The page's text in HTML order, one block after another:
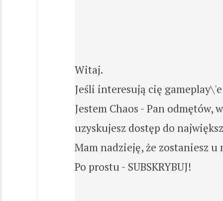
Witaj.
Jeśli interesują cię
Jestem Chaos - Pan
uzyskujesz dostęp do
Mam nadzieję, że zostaniesz u
Po prostu - SUBSKRYBUJ!